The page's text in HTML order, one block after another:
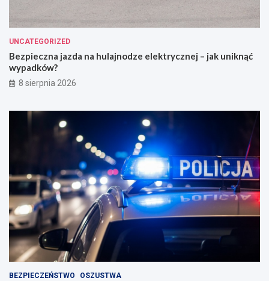
UNCATEGORIZED
Bezpieczna jazda na hulajnodze elektrycznej – jak uniknąć
wypadków?
8 sierpnia 2026
BEZPIECZEŃSTWO OSZUSTWA